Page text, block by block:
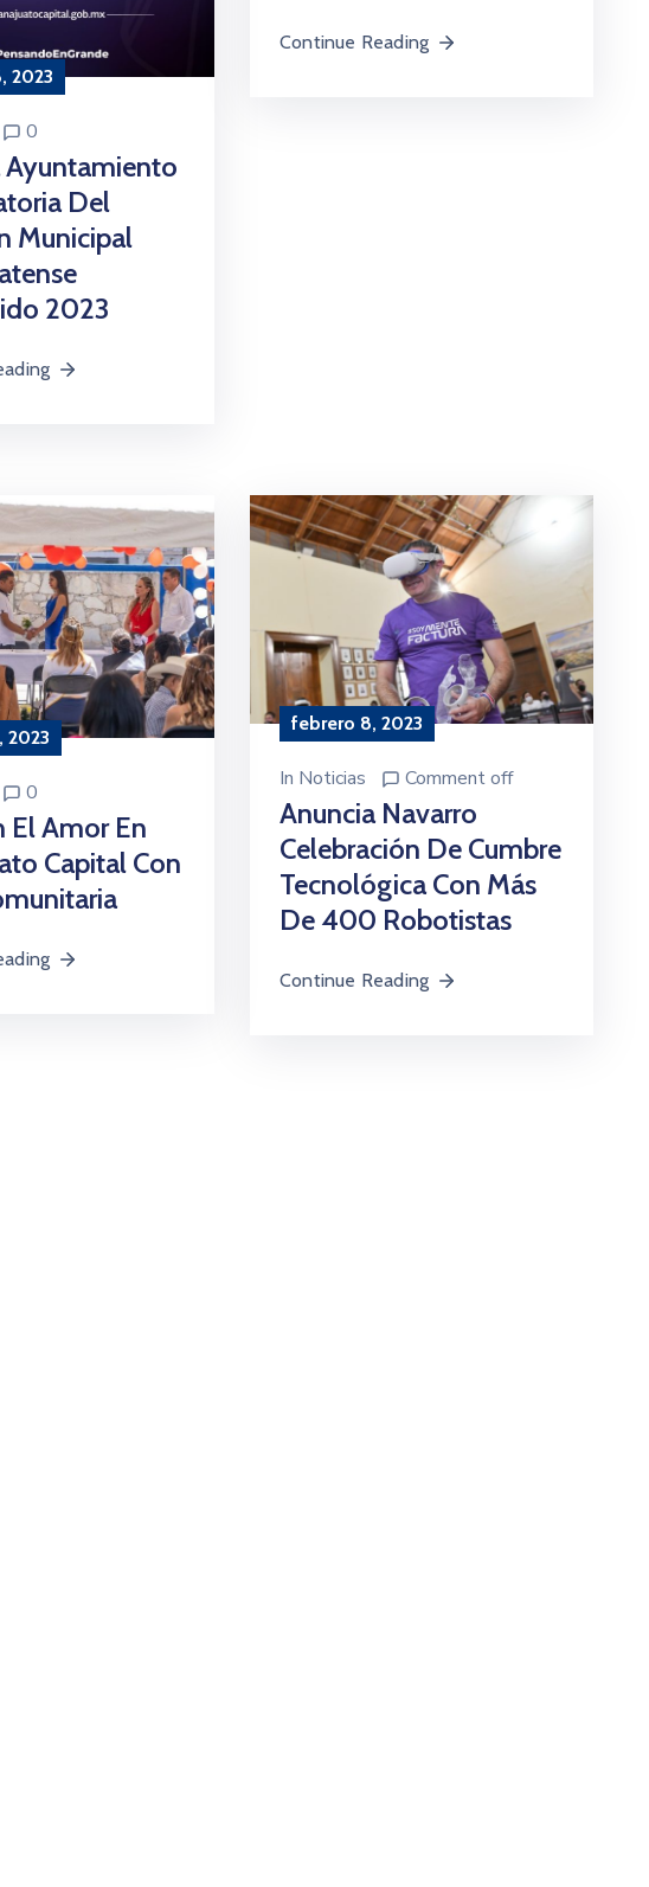
2023
0
Ayuntamiento
Del
Municipal
2023
Continue Reading
2023
0
El Amor En
Capital Con
febrero 8, 2023
In Noticias Comment off
Anuncia Navarro
Celebración De Cumbre
Tecnológica Con Más
De 400 Robotistas
Continue Reading